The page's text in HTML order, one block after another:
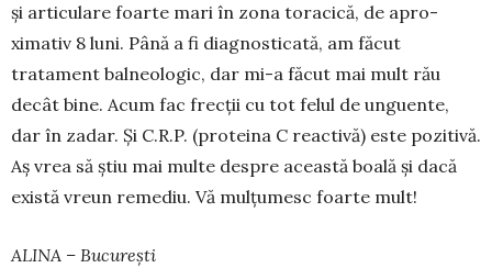
și articulare foarte mari în zona toracică, de apro­
ximativ 8 luni. Până a fi diagnosticată, am făcut
tratament balneologic, dar mi-a făcut mai mult rău
decât bine. Acum fac frecții cu tot felul de ungu­ente,
dar în zadar. Și C.R.P. (proteina C reactivă) este pozitivă.
Aș vrea să știu mai multe despre această boală și dacă
există vreun remediu. Vă mul­țumesc foarte mult!
ALINA – București